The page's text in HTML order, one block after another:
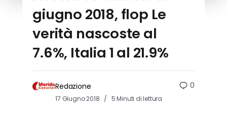
giugno 2018, flop Le
verità nascoste al
7.6%, Italia 1 al 21.9%
Redazione
17 Giugno 2018 5 Minuti di lettura
0